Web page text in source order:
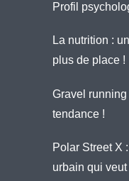
Profil
La nutrition :
plus de place !
Gravel
tendance !
Polar Street X
urbain qui